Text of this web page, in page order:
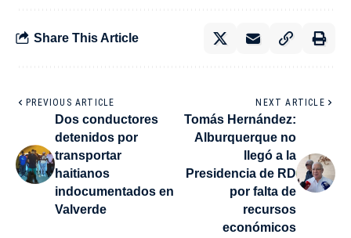
Share This Article
PREVIOUS ARTICLE
Dos conductores
detenidos por
transportar
haitianos
indocumentados en
Valverde
NEXT ARTICLE
Tomás Hernández:
Alburquerque no
llegó a la
Presidencia de RD
por falta de
recursos
económicos